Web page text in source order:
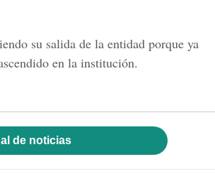
su salida de la entidad porque ya
en la institución.
de noticias